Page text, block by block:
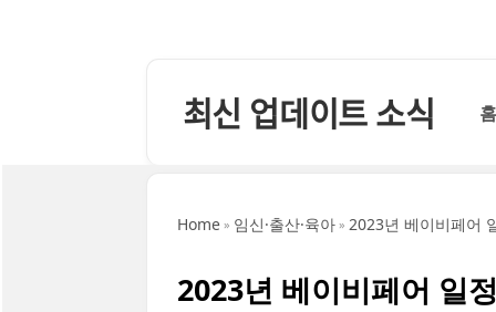
최신 업데이트 소식 홈
Home 임신·출산·육아 2023년 베이비페어
2023년 베이비페어 일